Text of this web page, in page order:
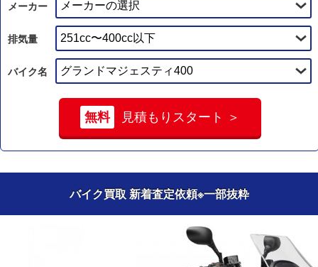
メーカー
排気量
バイク名
無料 見積もりスタート ＞
バイク買取 新着査定依頼※一部抜粋